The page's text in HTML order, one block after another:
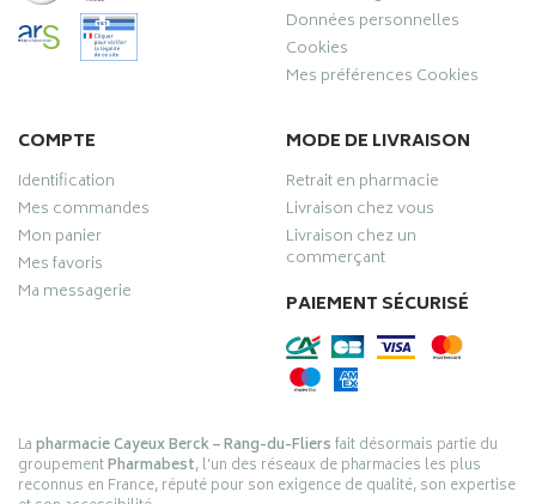
Données personnelles
Cookies
Mes préférences Cookies
COMPTE
Identification
Mes commandes
Mon panier
Mes favoris
Ma messagerie
MODE DE LIVRAISON
Retrait en pharmacie
Livraison chez vous
Livraison chez un
commerçant
PAIEMENT SÉCURISÉ
Lapharmacie Cayeux Berck – Rang-du-Fliersfait désormais partie du
groupementPharmabest, l’un des réseaux de pharmacies les plus
reconnus en France, réputé pour son exigence de qualité, son expertise